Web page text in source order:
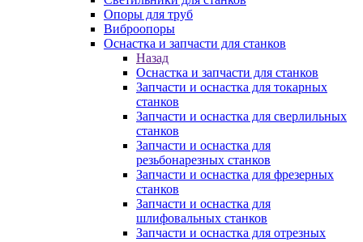
Опоры для труб
Виброопоры
Оснастка и запчасти для станков
Назад
Оснастка и запчасти для станков
Запчасти и оснастка для токарных
станков
Запчасти и оснастка для сверлильных
станков
Запчасти и оснастка для
резьбонарезных станков
Запчасти и оснастка для фрезерных
станков
Запчасти и оснастка для
шлифовальных станков
Запчасти и оснастка для отрезных